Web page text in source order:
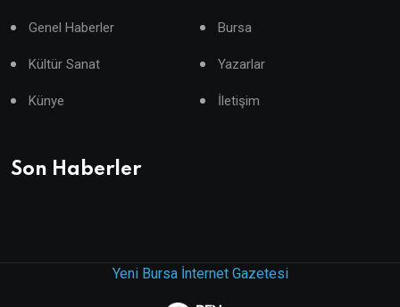
Genel Haberler Bursa
Kültür Sanat Yazarlar
Künye İletişim
Son Haberler
Yeni Bursa İnternet Gazetesi